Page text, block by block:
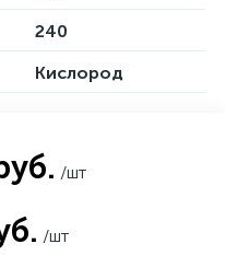
240
Кислород
/шт
/шт